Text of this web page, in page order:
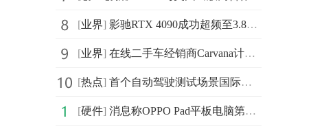
[业界] 影驰RTX 4090成功超频至3.8GHz 连破14项世界纪录
[业界] 在线二手车经销商Carvana计划裁减1500名员工 约占公司员
[热点] 首个自动驾驶测试场景国际标准发布，文远知行能否快速上
[硬件] 消息称OPPO Pad平板电脑第二代将至 搭载联发科天玑9000